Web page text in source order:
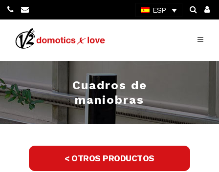
ESP
Cuadros de
maniobras
< OTROS PRODUCTOS